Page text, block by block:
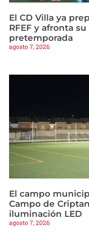
El CD Villa ya
RFEF y afronta
pretemporada
agosto 7, 2026
El campo
Campo de
iluminación LED
agosto 7, 2026